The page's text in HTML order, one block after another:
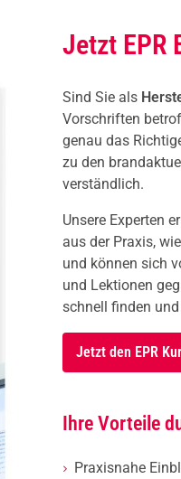
Jetzt EPR
Sind Sie als
Vorschriften
genau das
zu den
verständlich.
Unsere Experten
aus der Praxis,
und können sich
und Lektionen
schnell finden
Jetzt den EPR
Ihre Vorteile
Praxisnahe